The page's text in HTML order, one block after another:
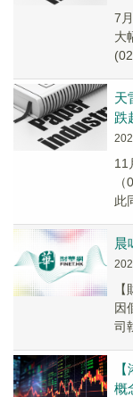
7
大
天
跌
11
此
晨
因
司
司
概